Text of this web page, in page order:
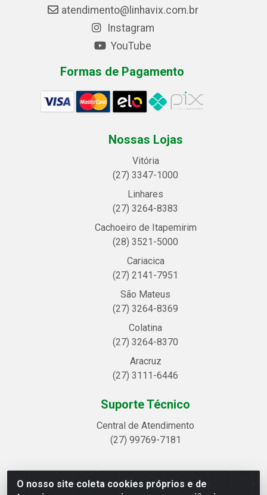
O nosso site coleta cookies próprios e de
atendimento@linhavix.com.br
Instagram
YouTube
Formas de Pagamento
Nossas Lojas
Vitória
(27) 3347-1000
Linhares
(27) 3264-8383
Cachoeiro de Itapemirim
(28) 3521-5000
Cariacica
(27) 2141-7951
São Mateus
(27) 3264-8369
Colatina
(27) 3264-8370
Aracruz
(27) 3111-6446
Suporte Técnico
Central de Atendimento
(27) 99769-7181
Linhavix Distribuidora LTDA - Avenida Alegre, 2521 -